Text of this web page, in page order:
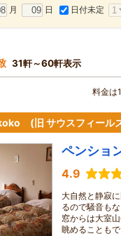
月 日 日付未定
31軒～60軒表示
料金は
(旧 サウスフィールズ
ペンショ
4.9
大自然と静寂
るので騒音も
窓からは大室
眺めることもで